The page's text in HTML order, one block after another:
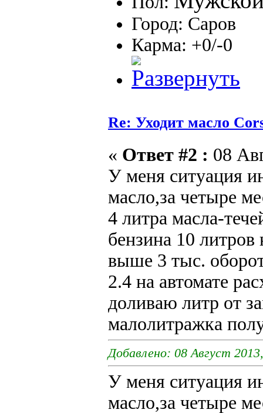
Город: Саров
Карма: +0/-0
Re: Уходит масло
« Ответ #2 : 08
У меня ситуация
масло,за четыре
4 литра масла-
бензина 10
выше 3 тыс.
2.4 на автомате
доливаю литр от
малолитражка
Добавлено: 08 Август
У меня ситуация
масло,за четыре